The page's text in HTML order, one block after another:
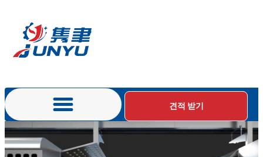
견적 받기